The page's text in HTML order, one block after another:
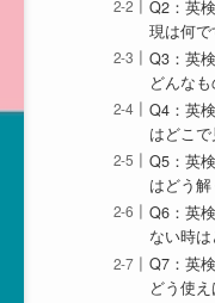
Q2：英
現は何で
Q3：英
どんな
Q4：英
はどこ
Q5：英
はどう
Q6：英
ない時
Q7：英
どう使